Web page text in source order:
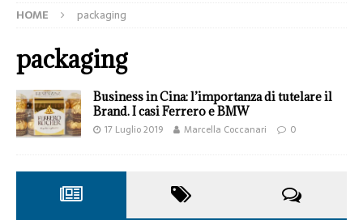
HOME packaging
packaging
Business in Cina: l’importanza di tutelare il
Brand. I casi Ferrero e BMW
17 Luglio 2019 Marcella Coccanari 0